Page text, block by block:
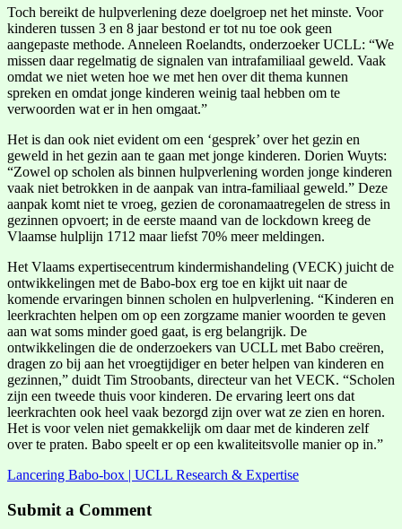
Toch bereikt de hulpverlening deze doelgroep net het minste. Voor
kinderen tussen 3 en 8 jaar bestond er tot nu toe ook geen
aangepaste methode. Anneleen Roelandts, onderzoeker UCLL: “We
missen daar regelmatig de signalen van intrafamiliaal geweld. Vaak
omdat we niet weten hoe we met hen over dit thema kunnen
spreken en omdat jonge kinderen weinig taal hebben om te
verwoorden wat er in hen omgaat.”
Het is dan ook niet evident om een ‘gesprek’ over het gezin en
geweld in het gezin aan te gaan met jonge kinderen. Dorien Wuyts:
“Zowel op scholen als binnen hulpverlening worden jonge kinderen
vaak niet betrokken in de aanpak van intra-familiaal geweld.” Deze
aanpak komt niet te vroeg, gezien de coronamaatregelen de stress in
gezinnen opvoert; in de eerste maand van de lockdown kreeg de
Vlaamse hulplijn 1712 maar liefst 70% meer meldingen.
Het Vlaams expertisecentrum kindermishandeling (VECK) juicht de
ontwikkelingen met de Babo-box erg toe en kijkt uit naar de
komende ervaringen binnen scholen en hulpverlening. “Kinderen en
leerkrachten helpen om op een zorgzame manier woorden te geven
aan wat soms minder goed gaat, is erg belangrijk. De
ontwikkelingen die de onderzoekers van UCLL met Babo creëren,
dragen zo bij aan het vroegtijdiger en beter helpen van kinderen en
gezinnen,” duidt Tim Stroobants, directeur van het VECK. “Scholen
zijn een tweede thuis voor kinderen. De ervaring leert ons dat
leerkrachten ook heel vaak bezorgd zijn over wat ze zien en horen.
Het is voor velen niet gemakkelijk om daar met de kinderen zelf
over te praten. Babo speelt er op een kwaliteitsvolle manier op in.”
Lancering Babo-box | UCLL Research & Expertise
Submit a Comment